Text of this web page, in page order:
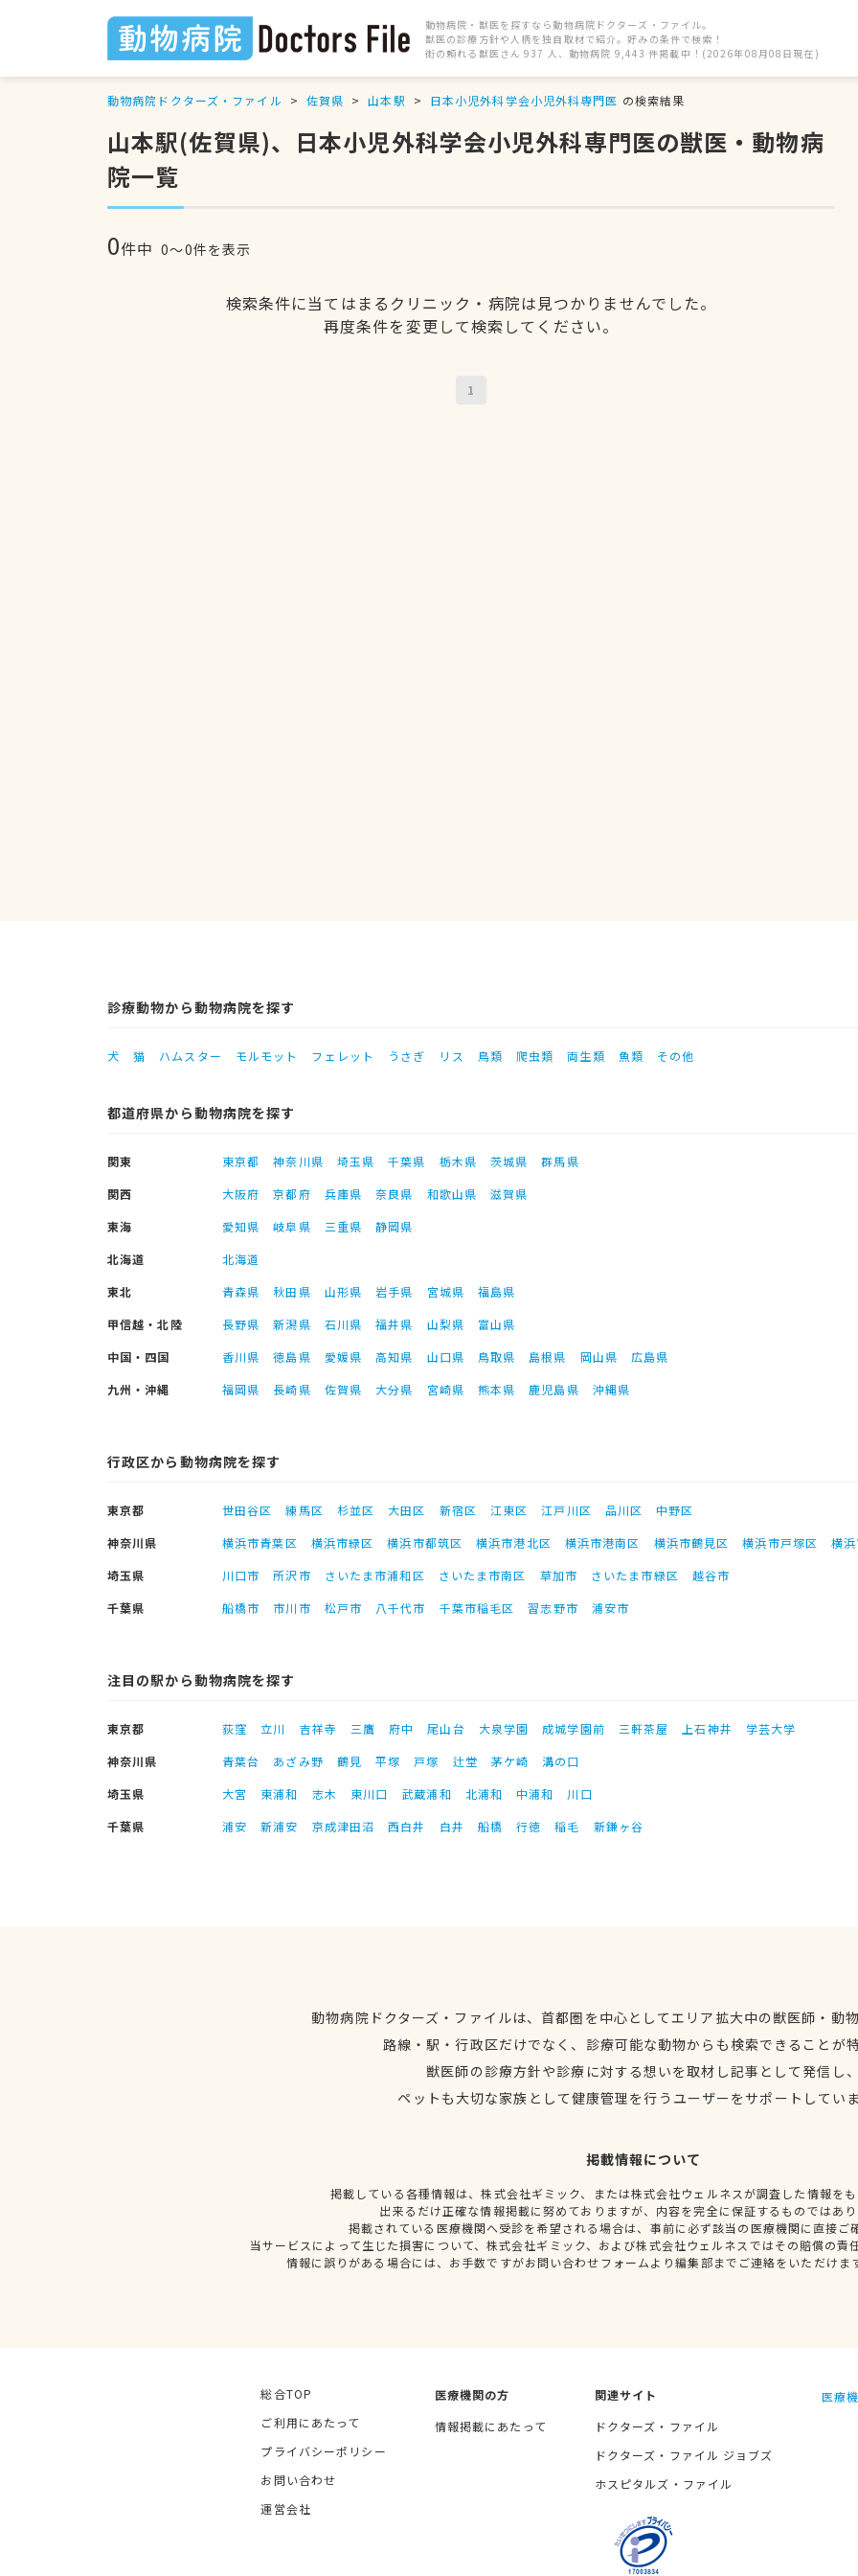
動物病院・獣医を探すなら動物病院ドクターズ・ファイル。
獣医の診療方針や人柄を独自取材で紹介。好みの条件で検索！
街の頼れる獣医さん 937 人、動物病院 9,443 件掲載中！(2026年08月08日現在)
動物病院ドクターズ・ファイル 佐賀県 山本駅 日本小児外科学会小児外科専門医 の検索結果
山本駅(佐賀県)、日本小児外科学会小児外科専門医の獣医・動物病
院一覧
0件中 0〜0件を表示
検索条件に当てはまるクリニック・病院は見つかりませんでした。
再度条件を変更して検索してください。
1
診療動物から動物病院を探す
犬 猫 ハムスター モルモット フェレット うさぎ リス 鳥類 爬虫類 両生類 魚類 その他
都道府県から動物病院を探す
関東 東京都 神奈川県 埼玉県 千葉県 栃木県 茨城県
群馬県
関西
大阪府 京都府 兵庫県 奈良県 和歌山県
滋賀県
東海
愛知県 岐阜県 三重県
静岡県
北海道
北海道
東北
青森県 秋田県 山形県 岩手県 宮城県
福島県
甲信越・北陸
長野県 新潟県 石川県 福井県 山梨県
富山県
中国・四国
香川県 徳島県 愛媛県 高知県 山口県 鳥取県 島根県 岡山県
広島県
九州・沖縄
福岡県 長崎県 佐賀県 大分県 宮崎県 熊本県 鹿児島県 沖縄県
行政区から動物病院を探す
東京都 世田谷区 練馬区 杉並区 大田区 新宿区 江東区 江戸川区 品川区
中野区
神奈川県
横浜市青葉区 横浜市緑区 横浜市都筑区 横浜市港北区 横浜市港南区 横浜市鶴見区 横浜市戸塚区
横
埼玉県
川口市 所沢市 さいたま市浦和区 さいたま市南区 草加市 さいたま市緑区
越谷市
千葉県
船橋市 市川市 松戸市 八千代市 千葉市稲毛区 習志野市 浦安市
注目の駅から動物病院を探す
東京都 荻窪 立川 吉祥寺 三鷹 府中 尾山台 大泉学園 成城学園前 三軒茶屋 上石神井
学芸大学
神奈川県
青葉台 あざみ野 鶴見 平塚 戸塚 辻堂 茅ケ崎
溝の口
埼玉県
大宮 東浦和 志木 東川口 武蔵浦和 北浦和 中浦和
川口
千葉県
浦安 新浦安 京成津田沼 西白井 白井 船橋 行徳 稲毛 新鎌ヶ谷
動物病院ドクターズ・ファイルは、首都圏を中心としてエリア拡大中の獣医師・動
路線・駅・行政区だけでなく、診療可能な動物からも検索できることが
獣医師の診療方針や診療に対する想いを取材し記事として発信し
ペットも大切な家族として健康管理を行うユーザーをサポートしてい
掲載情報について
掲載している各種情報は、株式会社ギミック、または株式会社ウェルネスが調査した情報を
出来るだけ正確な情報掲載に努めておりますが、内容を完全に保証するものではあ
掲載されている医療機関へ受診を希望される場合は、事前に必ず該当の医療機関に直接ご
当サービスによって生じた損害について、株式会社ギミック、および株式会社ウェルネスではその賠償の責
情報に誤りがある場合には、お手数ですがお問い合わせフォームより編集部までご連絡をいただけま
総合TOP
ご利用にあたって
プライバシーポリシー
お問い合わせ
運営会社
医療機関の方
情報掲載にあたって
関連サイト
ドクターズ・ファイル
ドクターズ・ファイル ジョブズ
ホスピタルズ・ファイル
医療